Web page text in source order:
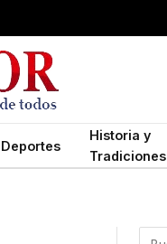
Deportes
Historia y
Tradiciones